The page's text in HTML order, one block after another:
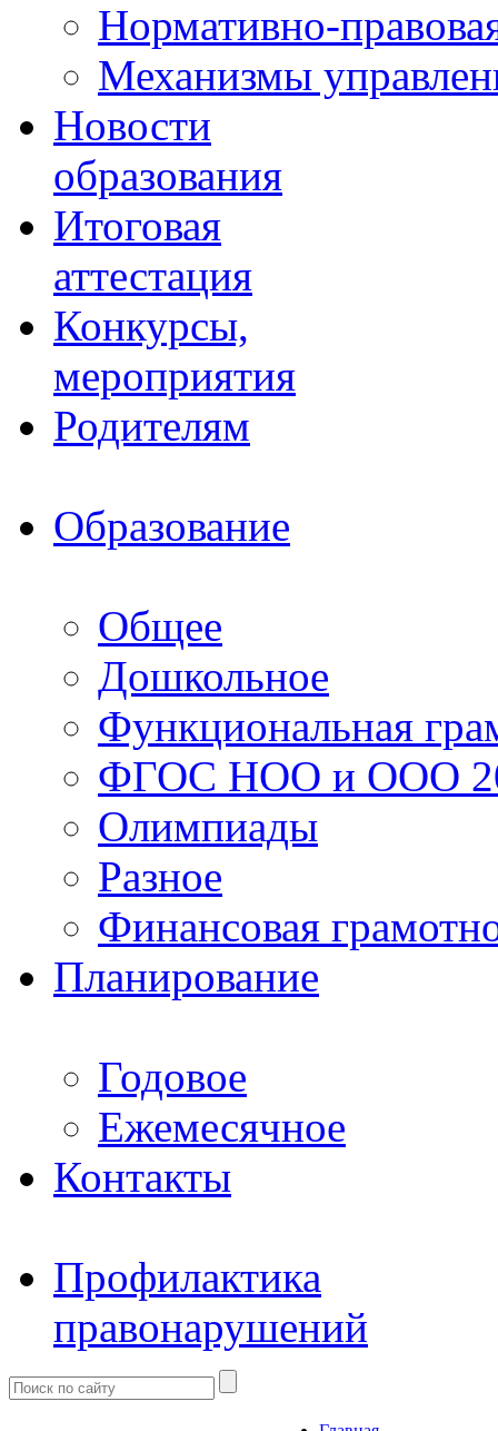
Нормативно-
Механизмы
Новости
образования
Итоговая
аттестация
Конкурсы,
мероприятия
Родителям
Образование
Общее
Дошкольное
Функциональная
ФГОС НОО и ООО
Олимпиады
Разное
Финансовая
Планирование
Годовое
Ежемесячное
Контакты
Профилактика
правонарушений